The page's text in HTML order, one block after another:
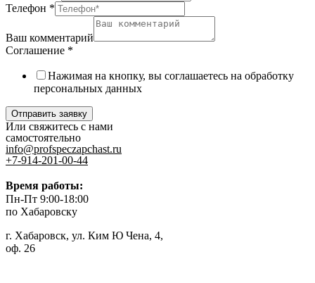
Телефон *
Ваш комментарий
Соглашение *
Нажимая на кнопку, вы соглашаетесь на обработку
персональных данных
Отправить заявку
Или свяжитесь с нами
самостоятельно
info@profspeczapchast.ru
+7-914-201-00-44
Время работы:
Пн-Пт 9:00-18:00
по Хабаровску
г. Хабаровск, ул. Ким Ю Чена, 4,
оф. 26